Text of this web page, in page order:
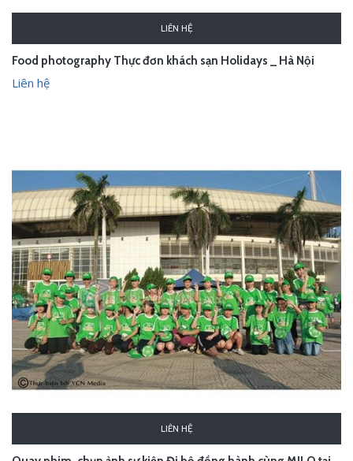
LIÊN HỆ
Food photography Thực đơn khách sạn Holidays _ Hà Nội
Liên hệ
LIÊN HỆ